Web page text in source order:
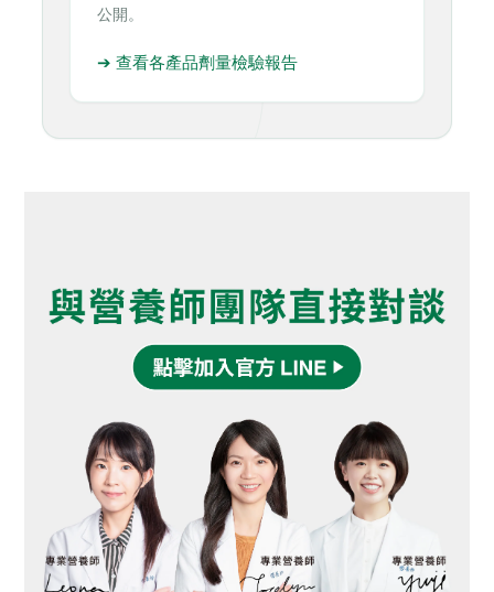
公開。
➔ 查看各產品劑量檢驗報告